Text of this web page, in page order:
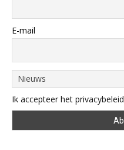
E-mail
Ik accepteer het privacybeleid